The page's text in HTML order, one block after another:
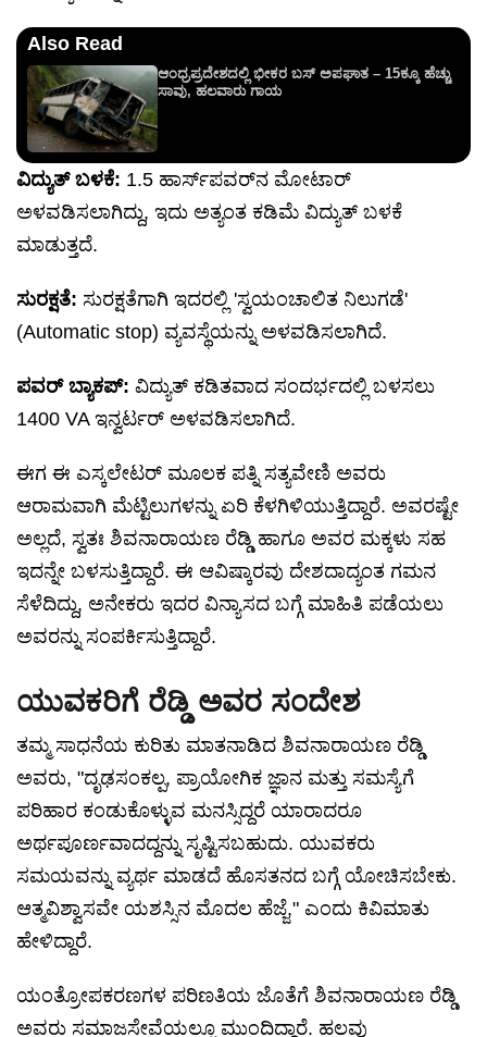
Also Read
ಆಂಧ್ರಪ್ರದೇಶದಲ್ಲಿ ಭೀಕರ ಬಸ್ ಅಪಘಾತ – 15ಕ್ಕೂ ಹೆಚ್ಚು
ಸಾವು, ಹಲವಾರು ಗಾಯ
ವಿದ್ಯುತ್ ಬಳಕೆ: 1.5 ಹಾರ್ಸ್‌ಪವರ್‌ನ ಮೋಟಾರ್
ಅಳವಡಿಸಲಾಗಿದ್ದು, ಇದು ಅತ್ಯಂತ ಕಡಿಮೆ ವಿದ್ಯುತ್ ಬಳಕೆ
ಮಾಡುತ್ತದೆ.
ಸುರಕ್ಷತೆ: ಸುರಕ್ಷತೆಗಾಗಿ ಇದರಲ್ಲಿ 'ಸ್ವಯಂಚಾಲಿತ ನಿಲುಗಡೆ'
(Automatic stop) ವ್ಯವಸ್ಥೆಯನ್ನು ಅಳವಡಿಸಲಾಗಿದೆ.
ಪವರ್ ಬ್ಯಾಕಪ್: ವಿದ್ಯುತ್ ಕಡಿತವಾದ ಸಂದರ್ಭದಲ್ಲಿ ಬಳಸಲು
1400 VA ಇನ್ವರ್ಟರ್ ಅಳವಡಿಸಲಾಗಿದೆ.
ಈಗ ಈ ಎಸ್ಕಲೇಟರ್ ಮೂಲಕ ಪತ್ನಿ ಸತ್ಯವೇಣಿ ಅವರು
ಆರಾಮವಾಗಿ ಮೆಟ್ಟಿಲುಗಳನ್ನು ಏರಿ ಕೆಳಗಿಳಿಯುತ್ತಿದ್ದಾರೆ. ಅವರಷ್ಟೇ
ಅಲ್ಲದೆ, ಸ್ವತಃ ಶಿವನಾರಾಯಣ ರೆಡ್ಡಿ ಹಾಗೂ ಅವರ ಮಕ್ಕಳು ಸಹ
ಇದನ್ನೇ ಬಳಸುತ್ತಿದ್ದಾರೆ. ಈ ಆವಿಷ್ಕಾರವು ದೇಶದಾದ್ಯಂತ ಗಮನ
ಸೆಳೆದಿದ್ದು, ಅನೇಕರು ಇದರ ವಿನ್ಯಾಸದ ಬಗ್ಗೆ ಮಾಹಿತಿ ಪಡೆಯಲು
ಅವರನ್ನು ಸಂಪರ್ಕಿಸುತ್ತಿದ್ದಾರೆ.
ಯುವಕರಿಗೆ ರೆಡ್ಡಿ ಅವರ ಸಂದೇಶ
ತಮ್ಮ ಸಾಧನೆಯ ಕುರಿತು ಮಾತನಾಡಿದ ಶಿವನಾರಾಯಣ ರೆಡ್ಡಿ
ಅವರು, "ದೃಢಸಂಕಲ್ಪ, ಪ್ರಾಯೋಗಿಕ ಜ್ಞಾನ ಮತ್ತು ಸಮಸ್ಯೆಗೆ
ಪರಿಹಾರ ಕಂಡುಕೊಳ್ಳುವ ಮನಸ್ಸಿದ್ದರೆ ಯಾರಾದರೂ
ಅರ್ಥಪೂರ್ಣವಾದದ್ದನ್ನು ಸೃಷ್ಟಿಸಬಹುದು. ಯುವಕರು
ಸಮಯವನ್ನು ವ್ಯರ್ಥ ಮಾಡದೆ ಹೊಸತನದ ಬಗ್ಗೆ ಯೋಚಿಸಬೇಕು.
ಆತ್ಮವಿಶ್ವಾಸವೇ ಯಶಸ್ಸಿನ ಮೊದಲ ಹೆಜ್ಜೆ," ಎಂದು ಕಿವಿಮಾತು
ಹೇಳಿದ್ದಾರೆ.
ಯಂತ್ರೋಪಕರಣಗಳ ಪರಿಣತಿಯ ಜೊತೆಗೆ ಶಿವನಾರಾಯಣ ರೆಡ್ಡಿ
ಅವರು ಸಮಾಜಸೇವೆಯಲ್ಲೂ ಮುಂದಿದ್ದಾರೆ. ಹಲವು